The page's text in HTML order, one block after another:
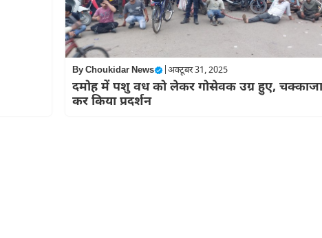
ByChoukidar News | अक्टूबर 31, 2025
दमोह में पशु वध को लेकर गोसेवक उग्र हुए,
कर किया प्रदर्शन